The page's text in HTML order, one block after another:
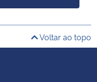
Voltar ao topo